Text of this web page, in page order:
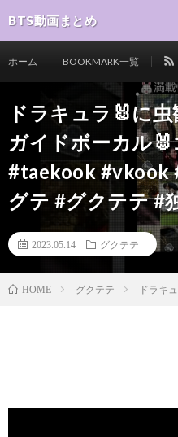
BTS動画まとめ
ホーム BOOKMARK一覧
ドラキュラ🐰に
ガイドボーカル
#taekook #vkook
グテ #グクテテ #
2023.05.14 グクテテ
HOME グクテテ ドラキ